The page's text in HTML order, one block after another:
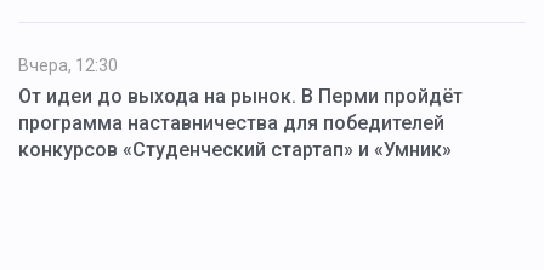
Вчера, 12:30
От идеи до выхода на рынок. В Перми пройдёт
программа наставничества для победителей
конкурсов «Студенческий стартап» и «Умник»